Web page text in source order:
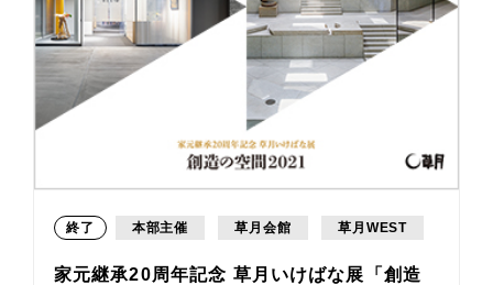
終了 本部主催 草月会館 草月WEST
家元継承20周年記念 草月いけばな展「創造